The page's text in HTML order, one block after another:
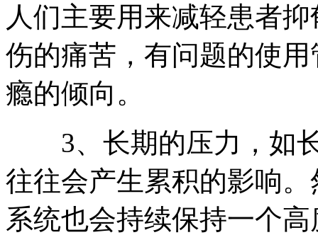
人们主要用来减轻患者
伤的痛苦，有问题的使
瘾的倾向。
3、长期的压力，如长
往往会产生累积的影响
系统也会持续保持一个